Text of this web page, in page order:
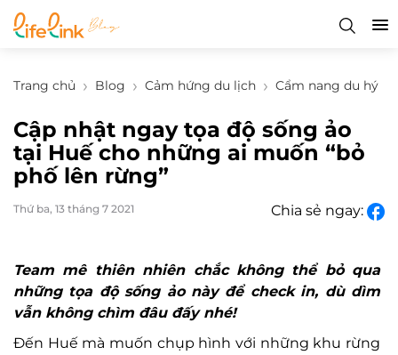
Trang chủ Blog Cảm hứng du lịch Cẩm nang du hý
Cập nhật ngay tọa độ sống ảo
tại Huế cho những ai muốn “bỏ
phố lên rừng”
Thứ ba, 13 tháng 7 2021 Chia sẻ ngay:
Team mê thiên nhiên chắc không thể bỏ qua
những tọa độ sống ảo này để check in, dù dìm
vẫn không chìm đâu đấy nhé!
Đến Huế mà muốn chụp hình với những khu rừng